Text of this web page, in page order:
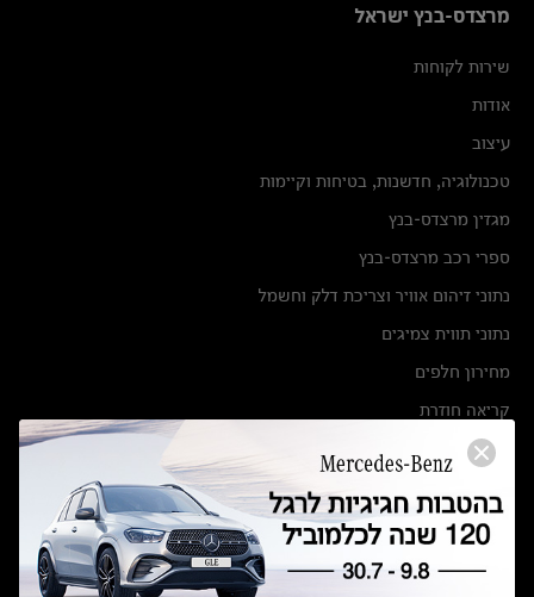
מרצדס-בנץ ישראל
שירות לקוחות
אודות
עיצוב
טכנולוגיה, חדשנות, בטיחות וקיימות
מגזין מרצדס-בנץ
ספרי רכב מרצדס-בנץ
נתוני זיהום אוויר וצריכת דלק וחשמל
נתוני תווית צמיגים
מחירון חלפים
קריאה חוזרת
הודעה על הטבות לרכבי מרצדס בהסדר פשרה בתצ 56447-02-19
תקנון ימי מכירות 120 לכלמוביל